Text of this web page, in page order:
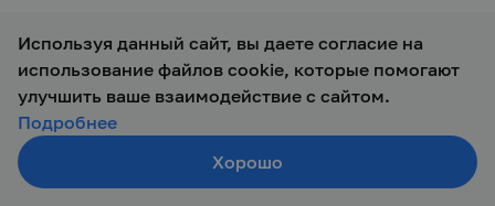
© 2019 — 2026 ООО Талант-М
Используя данный сайт, вы даете согласие на
использование файлов cookie, которые помогают
улучшить ваше взаимодействие с сайтом.
Подробнее
Хорошо